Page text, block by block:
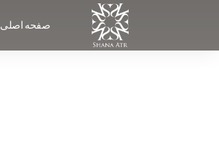
صفحه اصلی